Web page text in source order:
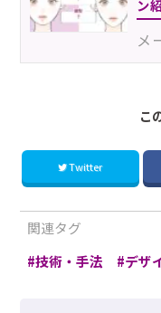
ン
こ
Twitter
関連タグ
技術・手法
デザ